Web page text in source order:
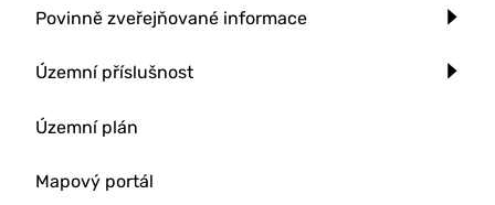
Povinně zveřejňované informace
Územní příslušnost
Územní plán
Mapový portál